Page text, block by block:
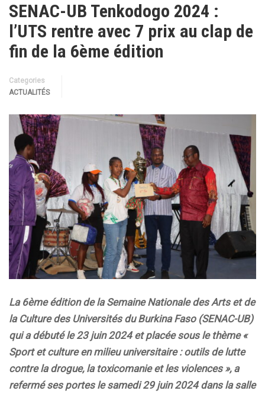
SENAC-UB Tenkodogo 2024 :
l’UTS rentre avec 7 prix au clap de
fin de la 6ème édition
Categories
ACTUALITÉS
La 6ème édition de la Semaine Nationale des Arts et de
la Culture des Universités du Burkina Faso (SENAC-UB)
qui a débuté le 23 juin 2024 et placée sous le thème «
Sport et culture en milieu universitaire : outils de lutte
contre la drogue, la toxicomanie et les violences », a
refermé ses portes le samedi 29 juin 2024 dans la salle